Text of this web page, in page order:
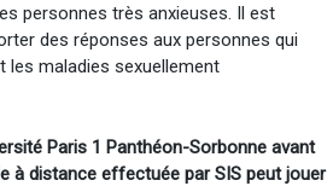
personnes très anxieuses. Il est
des réponses aux personnes qui
les maladies sexuellement
Paris 1 Panthéon-Sorbonne avant
à distance effectuée par SIS peut jouer